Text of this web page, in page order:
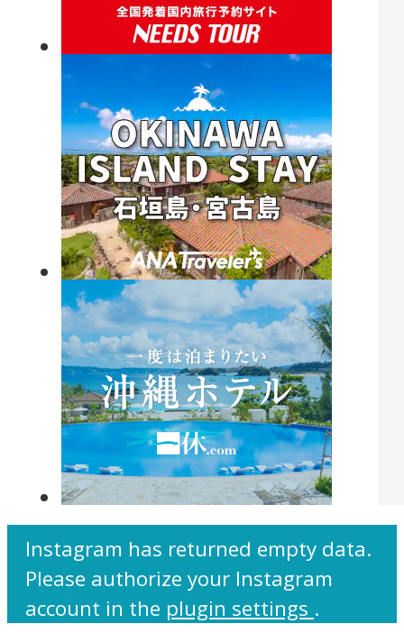
Instagram has returned empty data.
Please authorize your Instagram
account in the plugin settings .